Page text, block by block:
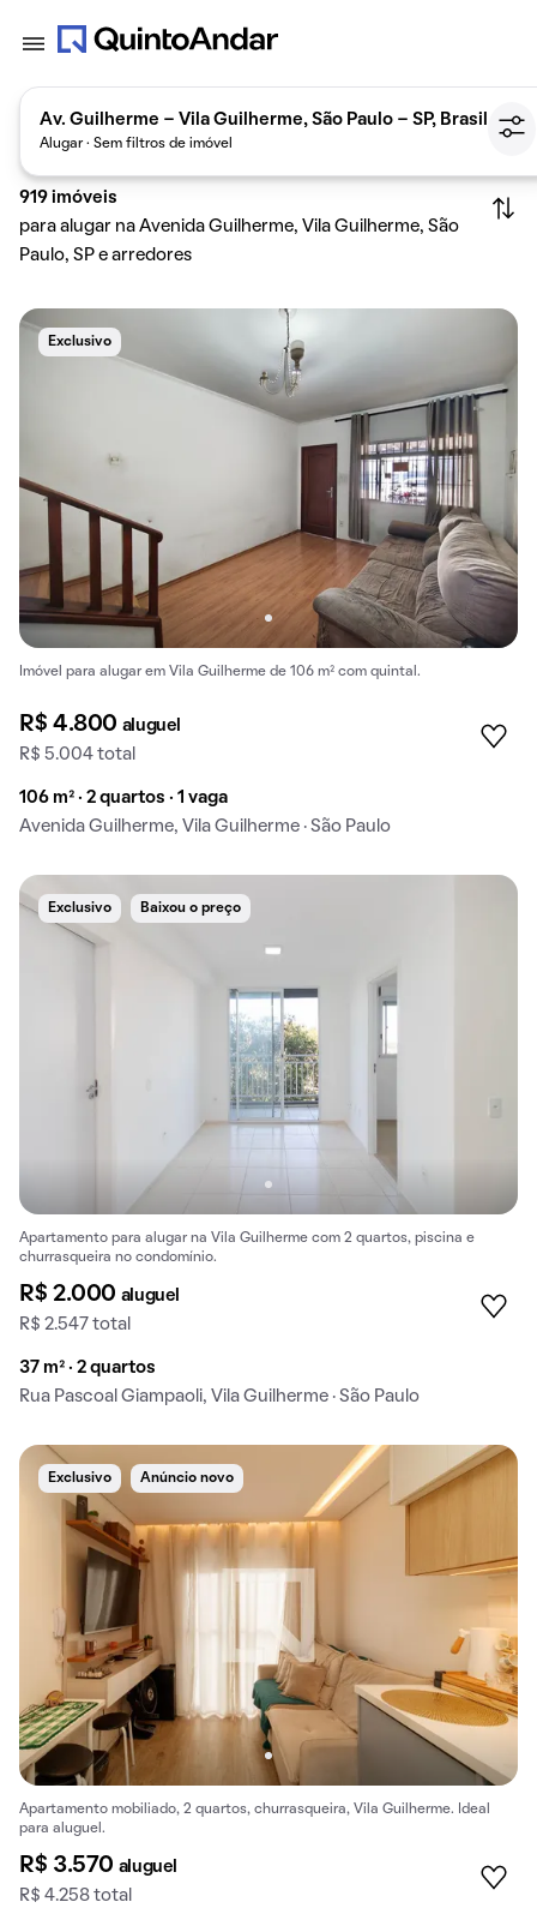
Av. Guilherme - Vila Guilherme, São Paulo - SP, Brasil
Alugar · Sem filtros de imóvel
919 imóveis
para alugar na Avenida Guilherme, Vila Guilherme, São
Paulo, SP e arredores
Exclusivo
Imóvel para alugar em Vila Guilherme de 106 m² com quintal.
R$ 4.800 aluguel
R$ 5.004 total
106 m² · 2 quartos · 1 vaga
Avenida Guilherme, Vila Guilherme · São Paulo
Exclusivo Baixou o preço
Apartamento para alugar na Vila Guilherme com 2 quartos, piscina e
churrasqueira no condomínio.
R$ 2.000 aluguel
R$ 2.547 total
37 m² · 2 quartos
Rua Pascoal Giampaoli, Vila Guilherme · São Paulo
Exclusivo Anúncio novo
Apartamento mobiliado, 2 quartos, churrasqueira, Vila Guilherme. Ideal
para aluguel.
R$ 3.570 aluguel
R$ 4.258 total